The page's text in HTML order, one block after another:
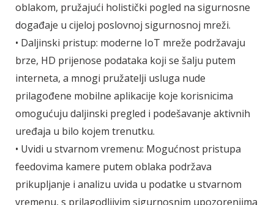
oblakom, pružajući holistički pogled na sigurnosne
događaje u cijeloj poslovnoj sigurnosnoj mreži.
• Daljinski pristup: moderne IoT mreže podržavaju
brze, HD prijenose podataka koji se šalju putem
interneta, a mnogi pružatelji usluga nude
prilagođene mobilne aplikacije koje korisnicima
omogućuju daljinski pregled i podešavanje aktivnih
uređaja u bilo kojem trenutku.
• Uvidi u stvarnom vremenu: Mogućnost pristupa
feedovima kamere putem oblaka podržava
prikupljanje i analizu uvida u podatke u stvarnom
vremenu, s prilagodljivim sigurnosnim upozorenjima